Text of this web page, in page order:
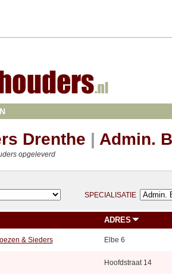
Drenthe | Admin.
opgeleverd
SPECIALISATIE
ADRES
& Sieders Elbe 6
Hoofdstraat 14